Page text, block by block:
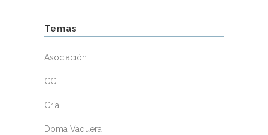
Temas
Asociación
CCE
Cría
Doma Vaquera